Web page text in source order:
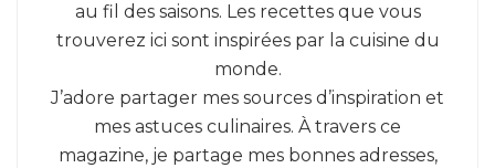
au fil des saisons. Les recettes que vous
trouverez ici sont inspirées par la cuisine du
monde.
J’adore partager mes sources d’inspiration et
mes astuces culinaires. À travers ce
magazine, je partage mes bonnes adresses,